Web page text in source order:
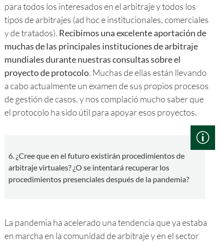
para todos los interesados en el arbitraje y todos los
tipos de arbitrajes (ad hoc e institucionales, comerciales
y de tratados). Recibimos una excelente aportación de
muchas de las principales instituciones de arbitraje
mundiales durante nuestras consultas sobre el
proyecto de protocolo. Muchas de ellas están llevando
a cabo actualmente un examen de sus propios procesos
de gestión de casos, y nos complació mucho saber que
el protocolo ha sido útil para apoyar esos proyectos.
6. ¿Cree que en el futuro existirán procedimientos de
arbitraje virtuales? ¿O se intentará recuperar los
procedimientos presenciales después de la pandemia?
La pandemia ha acelerado una tendencia que ya estaba
en marcha en la comunidad de arbitraje y en el sector